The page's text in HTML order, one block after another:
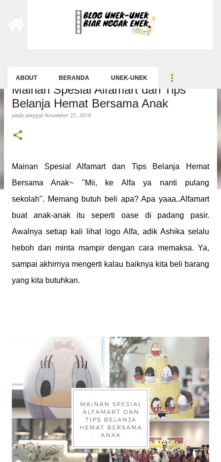
Langsung ke konten utama
ABOUT BERANDA UNEK-UNEK
Mainan Spesial Alfamart dan Tips
Belanja Hemat Bersama Anak
pada tanggalNovember 25, 2018
Mainan Spesial Alfamart dan Tips Belanja Hemat
Bersama Anak~ "Mii, ke Alfa ya nanti pulang
sekolah". Memang butuh beli apa? Apa yaaa..Alfamart
buat anak-anak itu seperti oase di padang pasir.
Awalnya setiap kali lihat logo Alfa, adik Ashika selalu
heboh dan minta mampir dengan cara memaksa. Ya,
sampai akhirnya mengerti kalau baiknya kita beli barang
yang kita butuhkan.